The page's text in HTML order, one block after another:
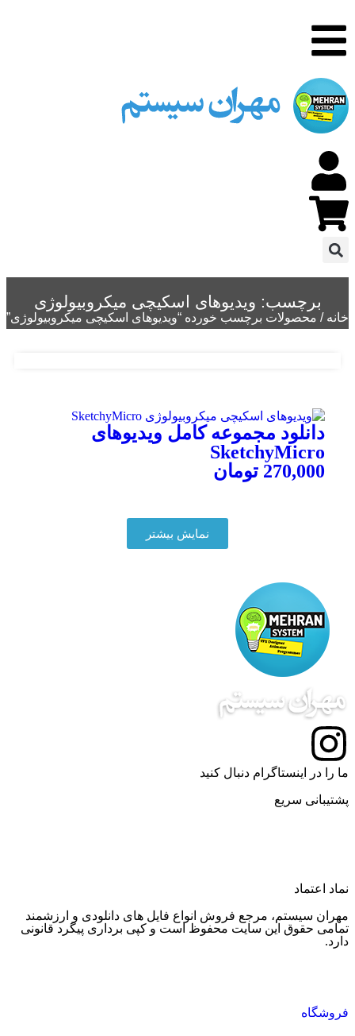
برچسب: ویدیوهای اسکیچی میکروبیولوژی
خانه / محصولات برچسب خورده “ویدیوهای اسکیچی میکروبیولوژی”
دانلود مجموعه کامل ویدیوهای
SketchyMicro
270,000 تومان
نمایش بیشتر
ما را در اینستاگرام دنبال کنید
پشتیبانی سریع
نماد اعتماد
مهران سیستم، مرجع فروش انواع فایل های دانلودی و ارزشمند
تمامی حقوق این سایت محفوظ است و کپی برداری پیگرد قانونی
دارد.
فروشگاه